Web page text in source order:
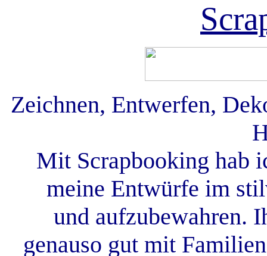
Zeichnen, Entwerfen,
Mit Scrapbooking hab
meine Entwürfe im
und aufzubewahren.
genauso gut mit